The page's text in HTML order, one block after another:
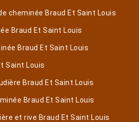
cheminée Braud Et Saint Louis
Braud Et Saint Louis
Braud Et Saint Louis
Saint Louis
Braud Et Saint Louis
Braud Et Saint Louis
et rive Braud Et Saint Louis